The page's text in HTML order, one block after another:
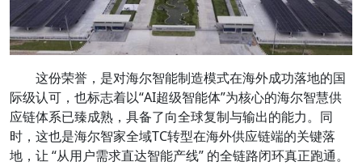
这份荣誉，是对海尔智能制造模式在海外成功落地的国
际级认可，也标志着以“AI超级智能体”为核心的海尔智慧供
应链体系已臻成熟，具备了向全球复制与输出的能力。同
时，这也是海尔智家全域TC转型在海外供应链端的关键落
地，让 “从用户需求直达智能产线” 的全链路闭环真正跑通。